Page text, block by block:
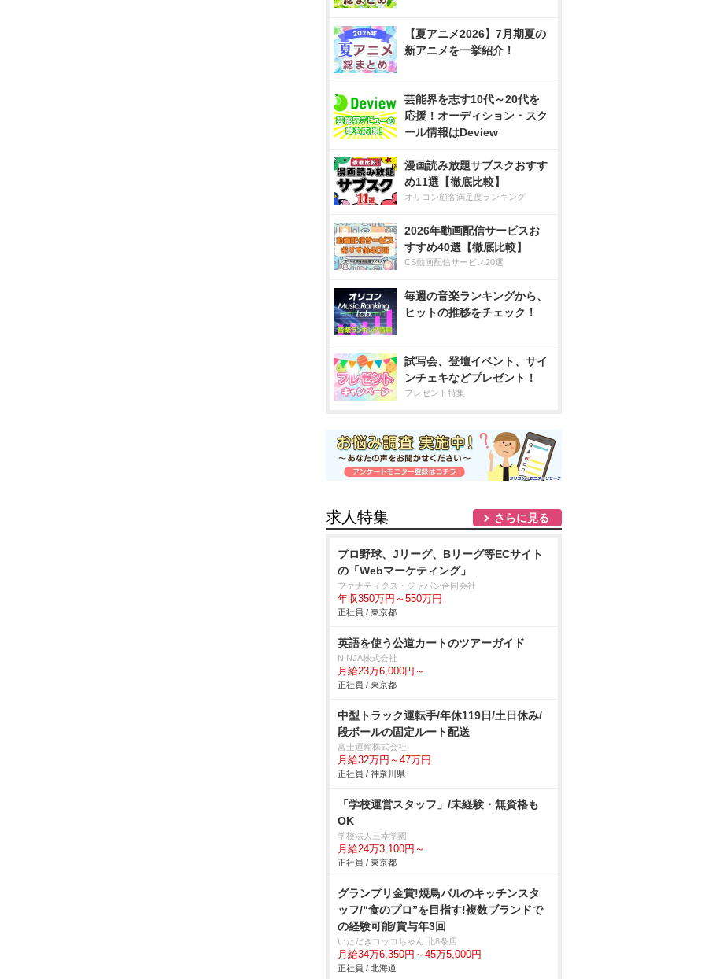
【夏アニメ2026】7月期夏の
新アニメを一挙紹介！
芸能界を志す10代～20代を
応援！オーディション・スク
ール情報はDeview
漫画読み放題サブスクおすす
め11選【徹底比較】
オリコン顧客満足度ランキング
2026年動画配信サービスお
すすめ40選【徹底比較】
CS動画配信サービス20選
毎週の音楽ランキングから、
ヒットの推移をチェック！
試写会、登壇イベント、サイ
ンチェキなどプレゼント！
プレゼント特集
求人特集 さらに見る
プロ野球、Jリーグ、Bリーグ等ECサイト
の「Webマーケティング」
ファナティクス・ジャパン合同会社
年収350万円～550万円
正社員 / 東京都
英語を使う公道カートのツアーガイド
NINJA株式会社
月給23万6,000円～
正社員 / 東京都
中型トラック運転手/年休119日/土日休み/
段ボールの固定ルート配送
富士運輸株式会社
月給32万円～47万円
正社員 / 神奈川県
「学校運営スタッフ」/未経験・無資格も
OK
学校法人三幸学園
月給24万3,100円～
正社員 / 東京都
グランプリ金賞!焼鳥バルのキッチンスタ
ッフ/“食のプロ”を目指す!複数ブランドで
の経験可能/賞与年3回
いただきコッコちゃん 北8条店
月給34万6,350円～45万5,000円
正社員 / 北海道